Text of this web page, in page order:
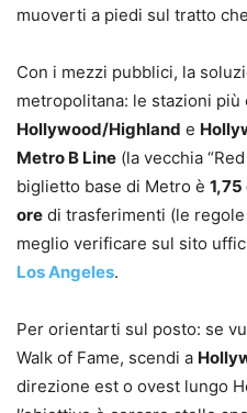
muoverti a piedi sul tratto
Con i mezzi pubblici, la
metropolitana: le stazioni più
Hollywood/Highland e
Metro B Line (la vecchia
biglietto base di Metro è
ore di trasferimenti (le
meglio verificare sul sito
Los Angeles.
Per orientarti sul posto: se
Walk of Fame, scendi a
direzione est o ovest lungo